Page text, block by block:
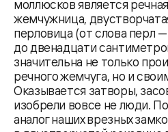
моллюсков является
жемчужница,
перловица (от слова перл
до двенадцати
значительна не только
речного жемчуга, но и
Оказывается затворы,
изобрели вовсе не люди.
аналог наших врезных